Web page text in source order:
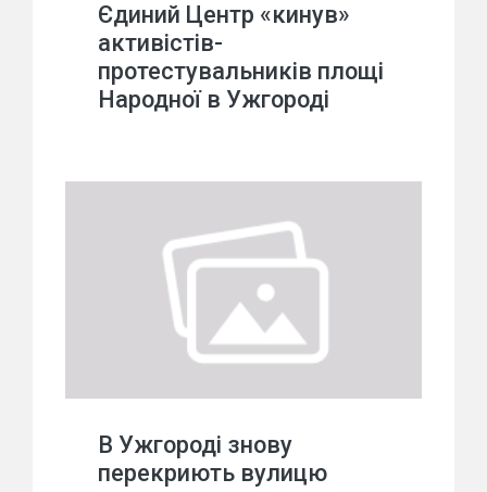
Єдиний Центр «кинув»
активістів-
протестувальників площі
Народної в Ужгороді
В Ужгороді знову
перекриють вулицю